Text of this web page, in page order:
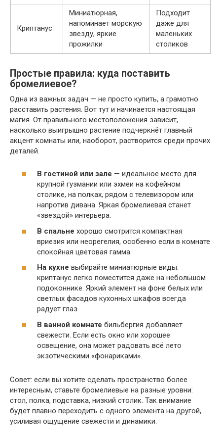
Криптанус
Миниатюрная,
напоминает морскую
звезду, яркие
прожилки
Подходит
даже для
маленьких
столиков
Простые правила: куда поставить
бромелиевое?
Одна из важных задач — не просто купить, а грамотно
расставить растения. Вот тут и начинается настоящая
магия. От правильного местоположения зависит,
насколько выигрышно растение подчеркнёт главный
акцент комнаты или, наоборот, растворится среди прочих
деталей.
В гостиной или зале — идеальное место для
крупной гузмании или эхмеи на кофейном
столике, на полках, рядом с телевизором или
напротив дивана. Яркая бромелиевая станет
«звездой» интерьера.
В спальне хорошо смотрится компактная
вриезия или неорегелия, особенно если в комнате
спокойная цветовая гамма.
На кухне выбирайте миниатюрные виды:
криптанус легко поместится даже на небольшом
подоконнике. Яркий элемент на фоне белых или
светлых фасадов кухонных шкафов всегда
радует глаз.
В ванной комнате бильбергия добавляет
свежести. Если есть окно или хорошее
освещение, она может радовать всё лето
экзотическими «фонариками».
Совет: если вы хотите сделать пространство более
интересным, ставьте бромелиевые на разные уровни:
стол, полка, подставка, низкий столик. Так внимание
будет плавно переходить с одного элемента на другой,
усиливая ощущение свежести и динамики.